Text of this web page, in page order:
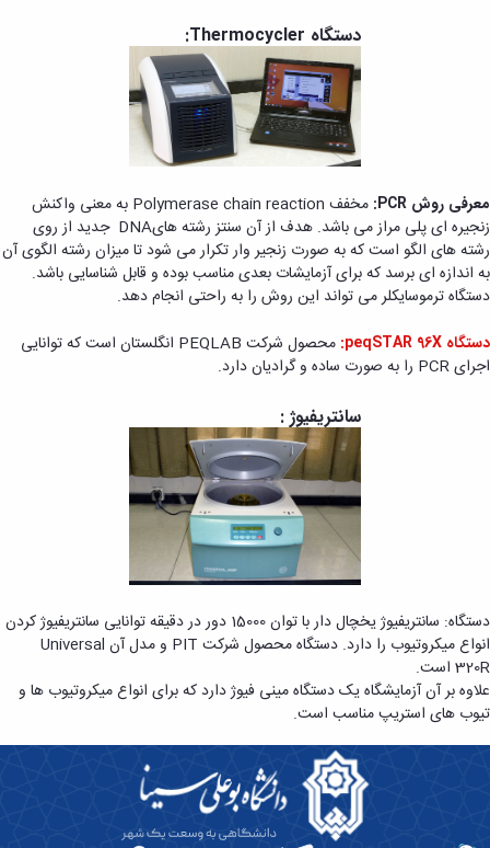
دستگاه Thermocycler:
معرفی روش PCR:
مخفف Polymerase chain reaction به معنی واکنش
زنجیره ای پلی مراز می باشد. هدف از آن سنتز رشته هایDNA جدید از روی
رشته های الگو است که به صورت زنجیر وار تکرار می شود تا میزان رشته الگوی آن
به اندازه ای برسد که برای آزمایشات بعدی مناسب بوده و قابل شناسایی باشد.
دستگاه ترموسایکلر می تواند این روش را به راحتی انجام دهد.
دستگاه peqSTAR 96X:
محصول شرکت PEQLAB انگلستان است که توانایی
اجرای PCR را به صورت ساده و گرادیان دارد.
سانتریفیوژ :
دستگاه: سانتریفیوژ یخچال دار با توان 15000 دور در دقیقه توانایی سانتریفیوژ کردن
انواع میکروتیوب را دارد. دستگاه محصول شرکت PIT و مدل آن Universal
320R است.
علاوه بر آن آزمایشگاه یک دستگاه مینی فیوژ دارد که برای انواع میکروتیوب ها و
تیوب های استریپ مناسب است.